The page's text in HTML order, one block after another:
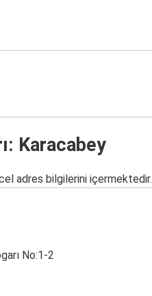
Karacabey
adres bilgilerini içermektedir.
No:1-2